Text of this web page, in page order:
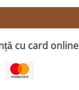
cu card online